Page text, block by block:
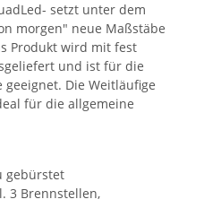
setzt unter dem
morgen" neue Maßstäbe
Produkt wird mit fest
und ist für die
Die Weitläufige
für die allgemeine
gebürstet
3 Brennstellen,